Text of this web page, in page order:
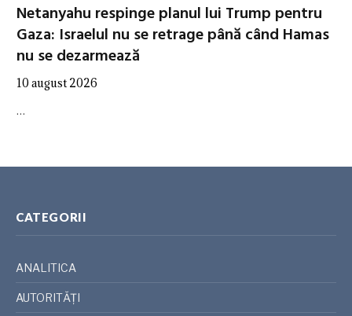
Netanyahu respinge planul lui Trump pentru
Gaza: Israelul nu se retrage până când Hamas
nu se dezarmează
10 august 2026
…
CATEGORII
ANALITICA
AUTORITĂȚI